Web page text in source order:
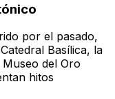
por el pasado,
Basílica, la
del Oro
hitos